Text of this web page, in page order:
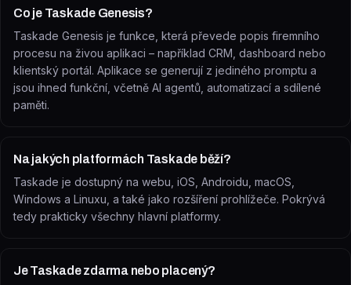
Co je Taskade Genesis?
Taskade Genesis je funkce, která převede popis firemního
procesu na živou aplikaci – například CRM, dashboard nebo
klientský portál. Aplikace se generují z jediného promptu a
jsou ihned funkční, včetně AI agentů, automatizací a sdílené
paměti.
Na jakých platformách Taskade běží?
Taskade je dostupný na webu, iOS, Androidu, macOS,
Windows a Linuxu, a také jako rozšíření prohlížeče. Pokrývá
tedy prakticky všechny hlavní platformy.
Je Taskade zdarma nebo placený?